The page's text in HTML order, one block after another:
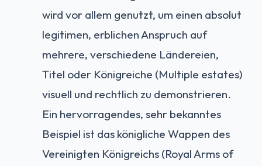
wird vor allem genutzt, um einen absolut
legitimen, erblichen Anspruch auf
mehrere, verschiedene Ländereien,
Titel oder Königreiche (Multiple estates)
visuell und rechtlich zu demonstrieren.
Ein hervorragendes, sehr bekanntes
Beispiel ist das königliche Wappen des
Vereinigten Königreichs (Royal Arms of